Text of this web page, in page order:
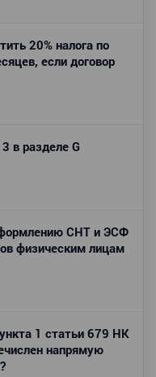
20% налога по
если договор
в разделе G
СНТ и ЭСФ
физическим лицам
1 статьи 679 НК
напрямую